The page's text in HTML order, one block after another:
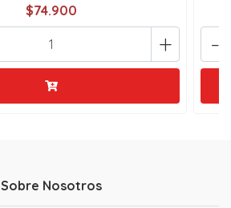
$74.900
+ -
Sobre Nosotros